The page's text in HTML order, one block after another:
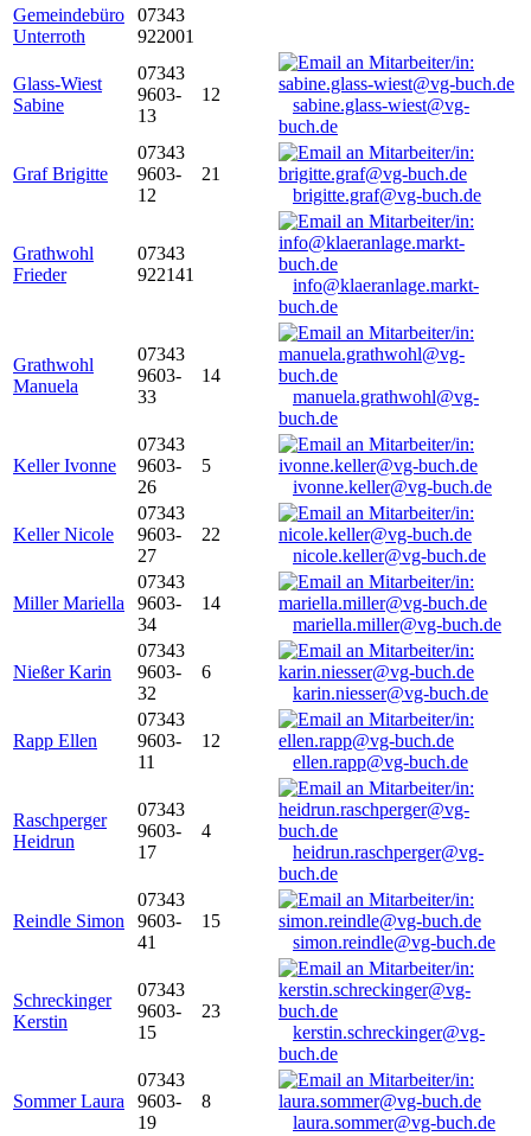
Gemeindebüro
Unterroth
07343
922001
Glass-Wiest
Sabine
07343
9603-
13
12
sabine.glass-wiest@vg-
buch.de
Graf Brigitte
07343
9603-
12
21
brigitte.graf@vg-buch.de
Grathwohl
Frieder
07343
922141
info@klaeranlage.markt-
buch.de
Grathwohl
Manuela
07343
9603-
33
14
manuela.grathwohl@vg-
buch.de
Keller Ivonne
07343
9603-
26
5
ivonne.keller@vg-buch.de
Keller Nicole
07343
9603-
27
22
nicole.keller@vg-buch.de
Miller Mariella
07343
9603-
34
14
mariella.miller@vg-buch.de
Nießer Karin
07343
9603-
32
6
karin.niesser@vg-buch.de
Rapp Ellen
07343
9603-
11
12
ellen.rapp@vg-buch.de
Raschperger
Heidrun
07343
9603-
17
4
heidrun.raschperger@vg-
buch.de
Reindle Simon
07343
9603-
41
15
simon.reindle@vg-buch.de
Schreckinger
Kerstin
07343
9603-
15
23
kerstin.schreckinger@vg-
buch.de
Sommer Laura
07343
9603-
19
8
laura.sommer@vg-buch.de